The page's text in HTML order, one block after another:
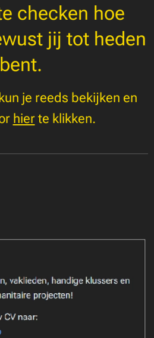
checken hoe
jij tot heden
bent.
je reeds bekijken en
hierte klikken.